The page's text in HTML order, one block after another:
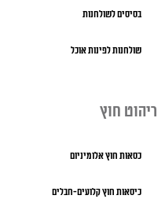
בסיסים לשולחנות
שולחנות לפינות אוכל
ריהוט חוץ
כסאות חוץ אלומיניום
כיסאות חוץ קלועים-חבלים